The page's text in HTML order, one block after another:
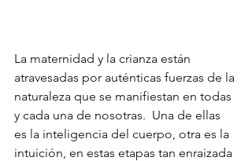
La maternidad y la crianza están
atravesadas por auténticas fuerzas de la
naturaleza que se manifiestan en todas
y cada una de nosotras.  Una de ellas
es la inteligencia del cuerpo, otra es la
intuición, en estas etapas tan enraizada